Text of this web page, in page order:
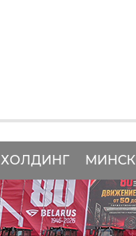
ХОЛДИНГ МИНСК